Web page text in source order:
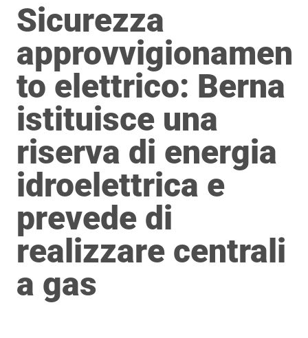
Sicurezza
approvvigionamen
to elettrico: Berna
istituisce una
riserva di energia
idroelettrica e
prevede di
realizzare centrali
a gas